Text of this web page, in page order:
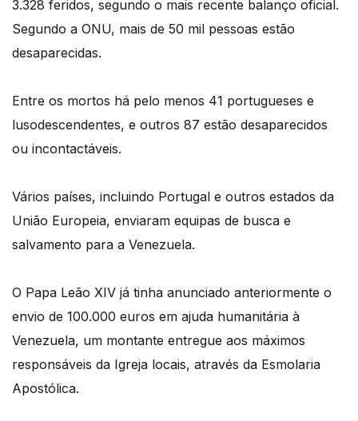
3.328 feridos, segundo o mais recente balanço oficial.
Segundo a ONU, mais de 50 mil pessoas estão
desaparecidas.
Entre os mortos há pelo menos 41 portugueses e
lusodescendentes, e outros 87 estão desaparecidos
ou incontactáveis.
Vários países, incluindo Portugal e outros estados da
União Europeia, enviaram equipas de busca e
salvamento para a Venezuela.
O Papa Leão XIV já tinha anunciado anteriormente o
envio de 100.000 euros em ajuda humanitária à
Venezuela, um montante entregue aos máximos
responsáveis da Igreja locais, através da Esmolaria
Apostólica.